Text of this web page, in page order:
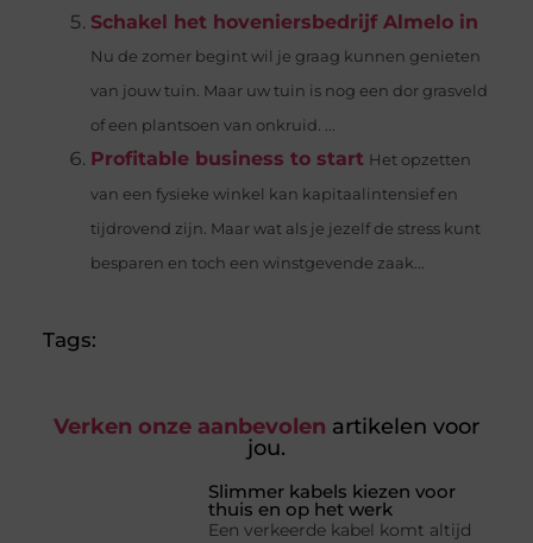
Schakel het hoveniersbedrijf Almelo in
Nu de zomer begint wil je graag kunnen genieten
van jouw tuin. Maar uw tuin is nog een dor grasveld
of een plantsoen van onkruid. ...
Profitable business to start Het opzetten
van een fysieke winkel kan kapitaalintensief en
tijdrovend zijn. Maar wat als je jezelf de stress kunt
besparen en toch een winstgevende zaak...
Tags:
Verken onze aanbevolen artikelen voor
jou.
Slimmer kabels kiezen voor
thuis en op het werk
Een verkeerde kabel komt altijd